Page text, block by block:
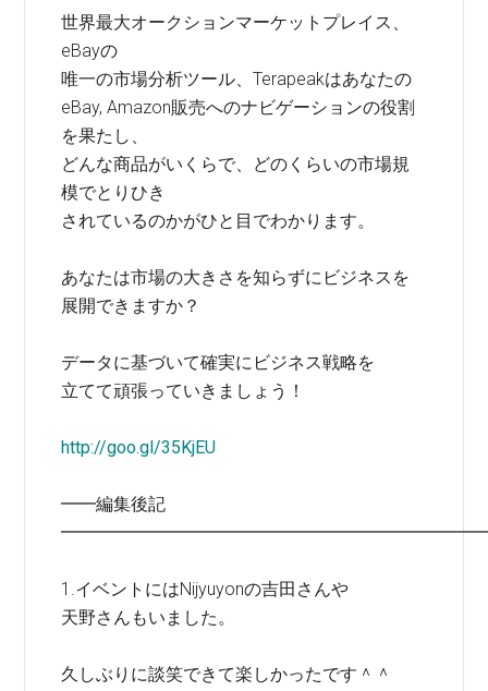
世界最大オークションマーケットプレイス、
eBayの
唯一の市場分析ツール、Terapeakはあなたの
eBay, Amazon販売へのナビゲーションの役割
を果たし、
どんな商品がいくらで、どのくらいの市場規
模でとりひき
されているのかがひと目でわかります。
あなたは市場の大きさを知らずにビジネスを
展開できますか？
データに基づいて確実にビジネス戦略を
立てて頑張っていきましょう！
http://goo.gl/35KjEU
━━編集後記
1.イベントにはNijyuyonの吉田さんや
天野さんもいました。
久しぶりに談笑できて楽しかったです＾＾